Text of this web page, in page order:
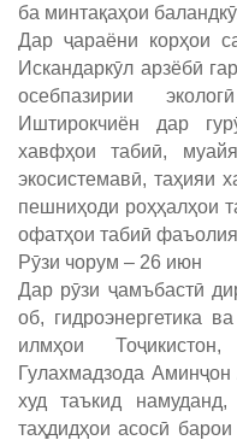
ба минтақаҳои
Дар ҷараёни корҳои
Искандаркӯл арзёбӣ
осебпазирии
Иштирокчиён дар
хавфҳои табиӣ,
экосистемавӣ, таҳияи
пешниҳоди роҳҳалҳои
офатҳои табиӣ
Рӯзи чорум – 26 июн
Дар рӯзи ҷамъбастӣ
об, гидроэнергетика
илмҳои
Гулахмадзода
худ таъкид
таҳдидҳои асосӣ